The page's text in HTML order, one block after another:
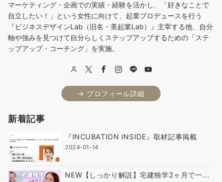
マーケティング・企画での実績・経験を活かし、「好きなことで
自立したい！」という女性に向けて、起業プロデュースを行う
『ビジネスデザインLab（旧名・美起業Lab）』主宰する他、自分
軸や強みを見つけて自分らしくステップアップするための「ステ
ップアップ・コーチング」を実施。
→ プロフィール詳細
新着記事
『INCUBATION INSIDE』取材記事掲載
2024-01-14
NEW【しっかり解説】宅建独学2ヶ月で一...